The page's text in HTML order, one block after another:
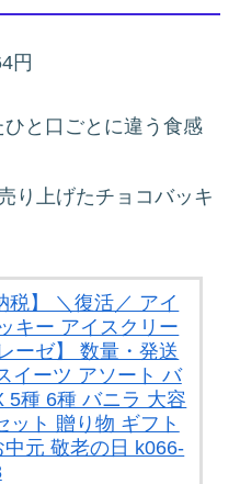
円
と口ごとに違う食感
り上げたチョコバッキ
税】 ＼復活／ アイ
キー アイスクリー
ーゼ】 数量・発送
イーツ アソート バ
5種 6種 バニラ 大容
ット 贈り物 ギフト
元 敬老の日 k066-